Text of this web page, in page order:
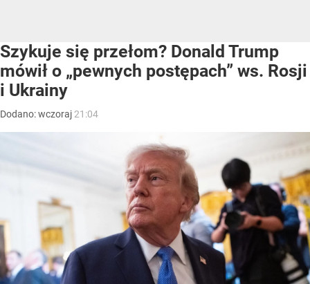
Szykuje się przełom? Donald Trump
mówił o „pewnych postępach” ws. Rosji
i Ukrainy
Dodano:wczoraj 21:04